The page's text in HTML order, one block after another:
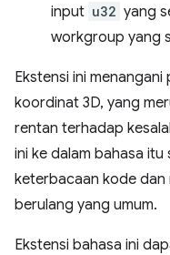
input u32 yang
workgroup yang
Ekstensi ini
koordinat 3D, yang
rentan terhadap
ini ke dalam bahasa itu
keterbacaan kode dan
berulang yang umum.
Ekstensi bahasa ini